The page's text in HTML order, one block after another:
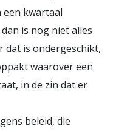
een kwartaal
is nog niet alles
dat is ondergeschikt,
waarover een
in de zin dat er
beleid, die